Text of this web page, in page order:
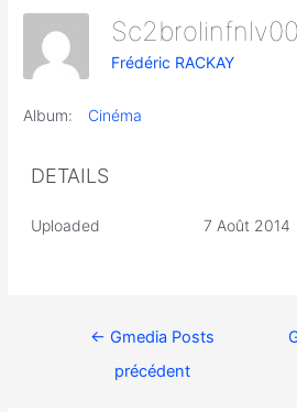
Frédéric RACKAY
Album: Cinéma
DETAILS
Uploaded 7 Août 2014
← Gmedia Posts
précédent